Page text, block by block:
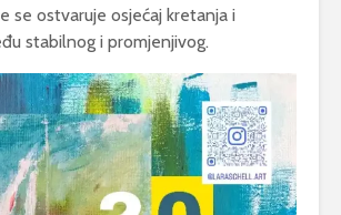
se ostvaruje osjećaj kretanja i
stabilnog i promjenjivog.